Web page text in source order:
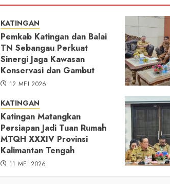
KATINGAN
Pemkab Katingan dan Balai
TN Sebangau Perkuat
Sinergi Jaga Kawasan
Konservasi dan Gambut
12 MEI 2026
KATINGAN
Katingan Matangkan
Persiapan Jadi Tuan Rumah
MTQH XXXIV Provinsi
Kalimantan Tengah
11 MEI 2026